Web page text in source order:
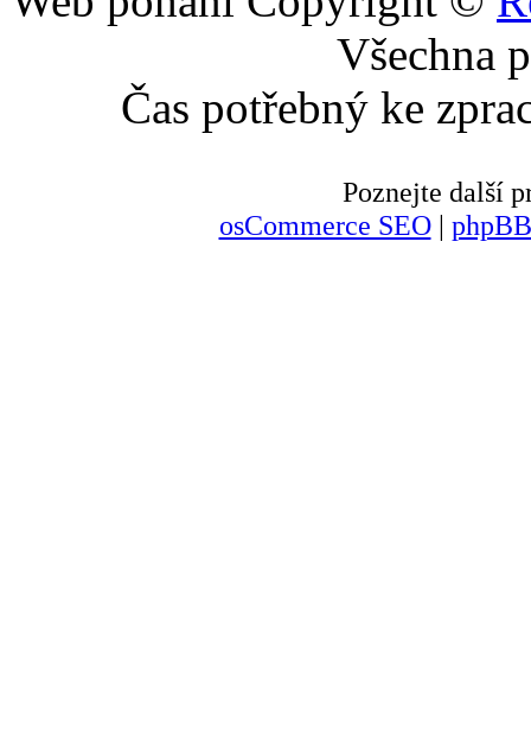
Všechna
Čas potřebný ke
Poznejte další
osCommerce SEO|